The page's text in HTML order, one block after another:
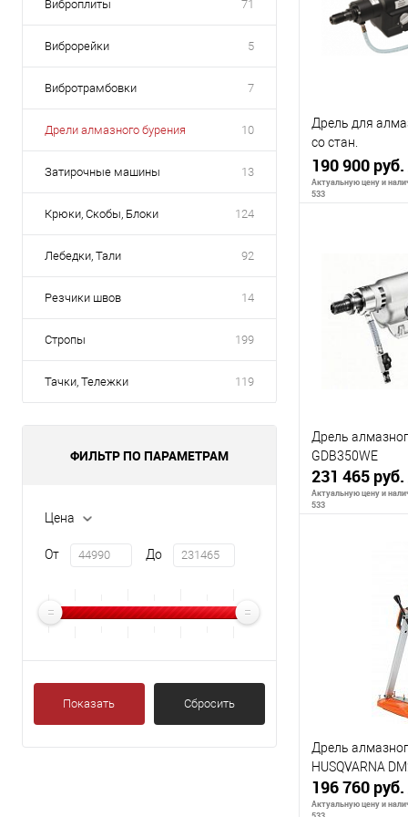
Виброплиты 71
Виброрейки 5
Вибротрамбовки 7
Дрели алмазного бурения 10
Затирочные машины 13
Крюки, Скобы, Блоки 124
Лебедки, Тали 92
Резчики швов 14
Стропы 199
Тачки, Тележки 119
ФИЛЬТР ПО ПАРАМЕТРАМ
Цена
От До
Показать Сбросить
Дрель для
со стан.
мин,11/4UNC
190 900 руб.
Актуальную цену и
533
В
К сравнению
В избранное
Дрель
GDB350WE
231 465 руб.
Актуальную цену и
533
В
К сравнению
В избранное
Дрель
HUSQVARNA
196 760 руб.
Актуальную цену и